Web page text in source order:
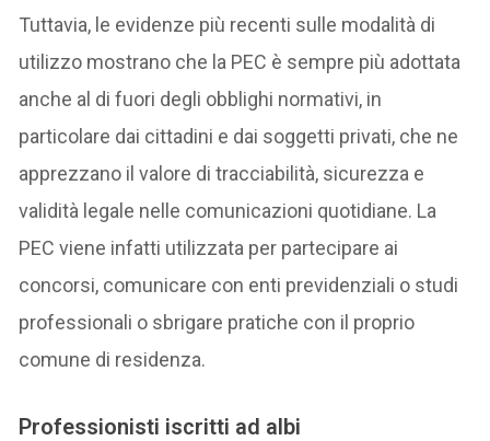
Tuttavia, le evidenze più recenti sulle modalità di
utilizzo mostrano che la PEC è sempre più adottata
anche al di fuori degli obblighi normativi, in
particolare dai cittadini e dai soggetti privati, che ne
apprezzano il valore di tracciabilità, sicurezza e
validità legale nelle comunicazioni quotidiane. La
PEC viene infatti utilizzata per partecipare ai
concorsi, comunicare con enti previdenziali o studi
professionali o sbrigare pratiche con il proprio
comune di residenza.
Professionisti iscritti ad albi